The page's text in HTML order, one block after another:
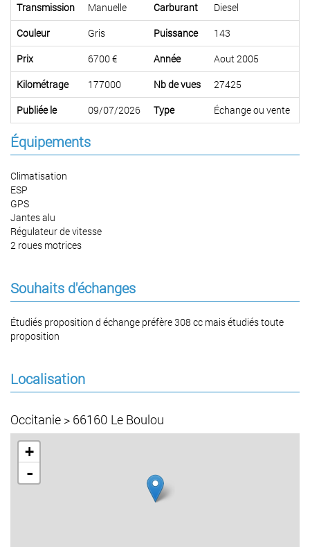
Transmission
Manuelle Carburant
Diesel
Couleur
Gris Puissance
143
Prix
6700 € Année
Aout 2005
Kilométrage
177000 Nb de vues
27425
Publiée le
09/07/2026 Type Échange ou vente
Équipements
Climatisation
ESP
GPS
Jantes alu
Régulateur de vitesse
2 roues motrices
Souhaits d'échanges
Étudiés proposition d échange préfère 308 cc mais étudiés toute
proposition
Localisation
Occitanie > 66160 Le Boulou
+
-